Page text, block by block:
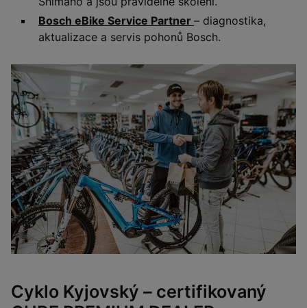
Bosch eBike Service Partner – diagnostika,
aktualizace a servis pohonů Bosch.
Cyklo Kyjovský – certifikovaný